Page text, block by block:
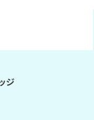
ジ